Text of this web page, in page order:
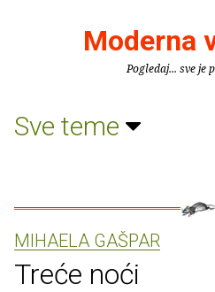
Moderna
Pogledaj... sve je
Sve teme
MIHAELA GAŠPAR
Treće noći